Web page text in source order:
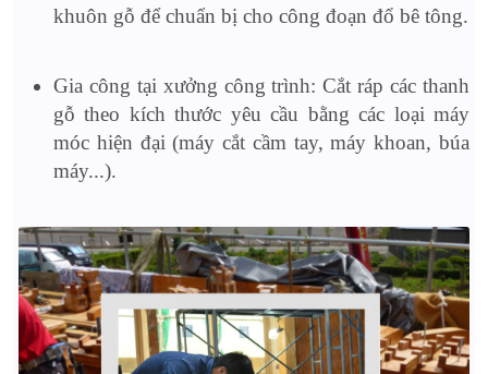
khuôn gỗ để chuẩn bị cho công đoạn đổ bê tông.
Gia công tại xưởng công trình: Cắt ráp các thanh
gỗ theo kích thước yêu cầu bằng các loại máy
móc hiện đại (máy cắt cầm tay, máy khoan, búa
máy...).